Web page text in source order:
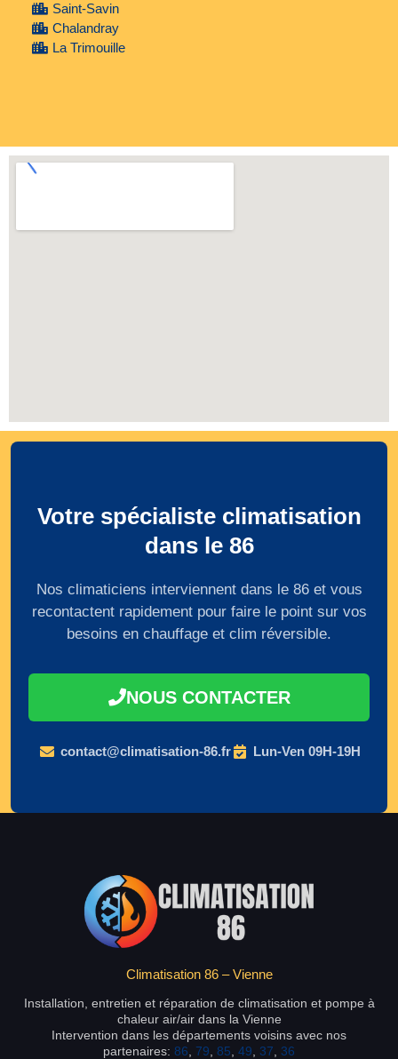
Saint-Savin
Chalandray
La Trimouille
Votre spécialiste climatisation
dans le 86
Nos climaticiens interviennent dans le 86 et vous
recontactent rapidement pour faire le point sur vos
besoins en chauffage et clim réversible.
NOUS CONTACTER
contact@climatisation-86.fr Lun-Ven 09H-19H
Climatisation 86 – Vienne
Installation, entretien et réparation de climatisation et pompe à
chaleur air/air dans la Vienne
Intervention dans les départements voisins avec nos
partenaires: 86 79 85 49 37 36